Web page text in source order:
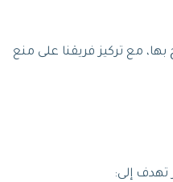
مع تركيز فريقنا على منع
تهدف إلى: